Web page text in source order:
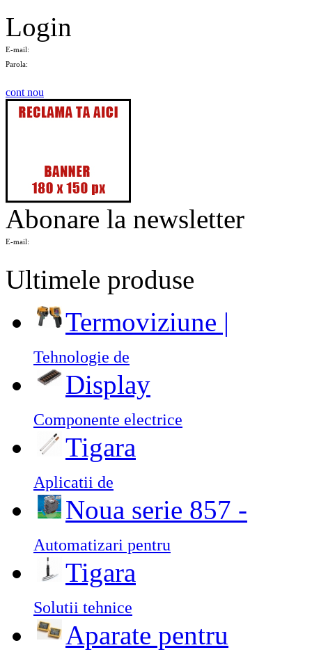
Login
E-mail:
Parola:
cont nou
Abonare la newsletter
E-mail:
Ultimele produse
Termoviziune |
Tehnologie de
Display
Componente electrice
Tigara
Aplicatii de
Noua serie 857 -
Automatizari pentru
Tigara
Solutii tehnice
Aparate pentru